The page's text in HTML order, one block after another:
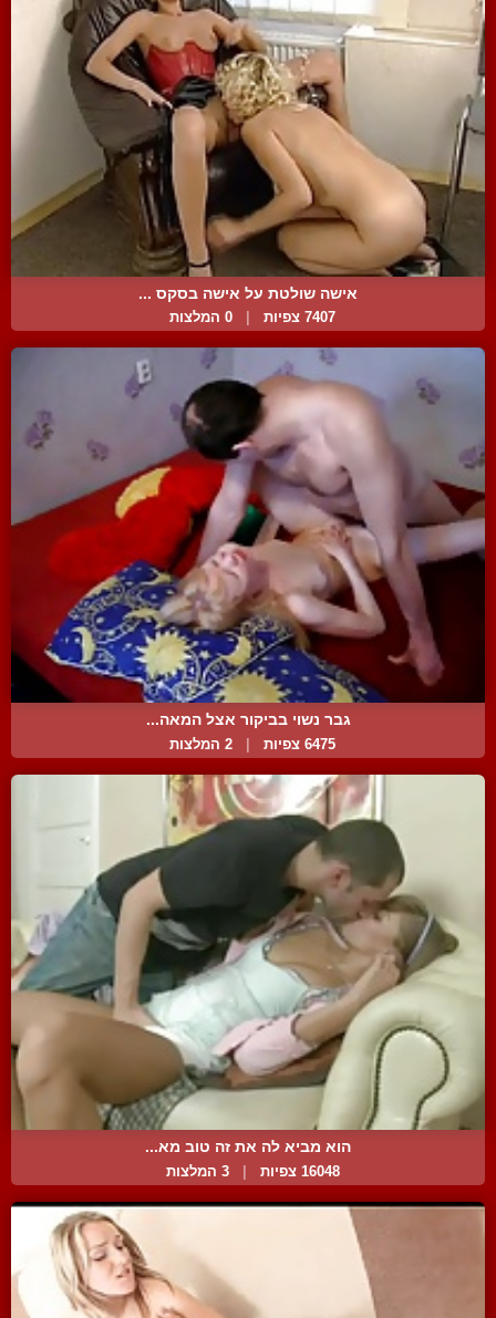
אישה שולטת על אישה בסקס ...
7407 צפיות 0 המלצות
גבר נשוי בביקור אצל המאה...
6475 צפיות 2 המלצות
הוא מביא לה את זה טוב מא...
16048 צפיות | 3 המלצות